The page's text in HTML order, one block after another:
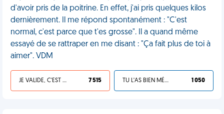
d'avoir pris de la poitrine. En effet, j'ai pris quelques kilos
dernièrement. Il me répond spontanément : "C'est
normal, c'est parce que t'es grosse". Il a quand même
essayé de se rattraper en me disant : "Ça fait plus de toi à
aimer". VDM
JE VALIDE, C'EST UNE VDM 7 515 TU L'AS BIEN MÉRITÉ 1 050